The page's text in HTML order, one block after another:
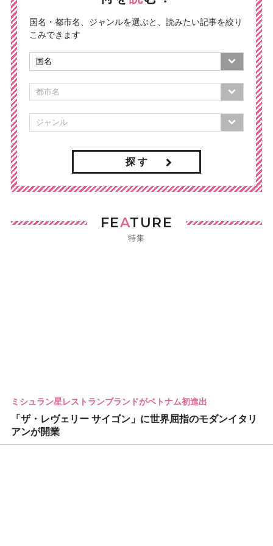
国名・都市名、ジャンルを選ぶと、読みたい記事を絞り
こみできます
探 す
FEATURE
特集
ミシュラン星レストランブランドがベトナム初進出
「ザ・レヴェリー サイゴン」に世界屈指のモダンイタリ
アンが開業